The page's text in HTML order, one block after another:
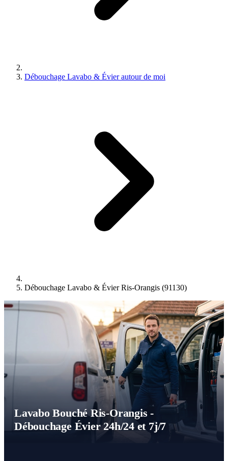
Débouchage Lavabo & Évier autour de moi
Débouchage Lavabo & Évier Ris-Orangis (91130)
Lavabo Bouché Ris-Orangis -
Débouchage Évier 24h/24 et 7j/7